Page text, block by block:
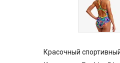
Красочный